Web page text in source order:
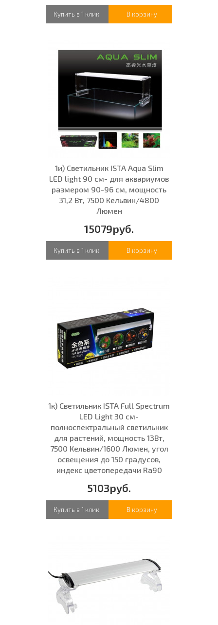
Купить в 1 клик В корзину
1и) Светильник ISTA Aqua Slim
LED light 90 см- для аквариумов
размером 90-96 см, мощность
31,2 Вт, 7500 Кельвин/4800
Люмен
15079руб.
Купить в 1 клик В корзину
1к) Светильник ISTA Full Spectrum
LED Light 30 см-
полноспектральный светильник
для растений, мощность 13Вт,
7500 Кельвин/1600 Люмен, угол
освещения до 150 градусов,
индекс цветопередачи Ra90
5103руб.
Купить в 1 клик В корзину